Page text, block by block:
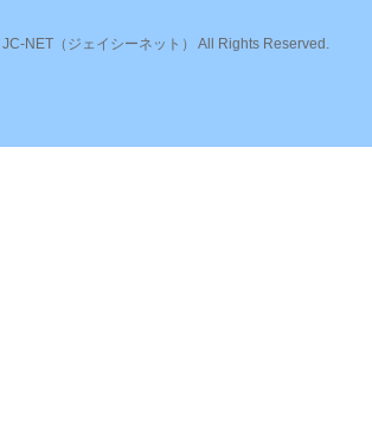
NET（ジェイシーネット） All Rights Reserved.